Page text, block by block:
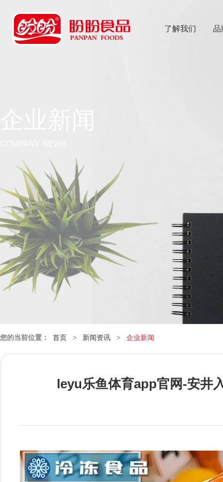
了解我们 品
您的当前位置： 首页 > 新闻资讯 > 企业新闻
leyu乐鱼体育app官网-安井